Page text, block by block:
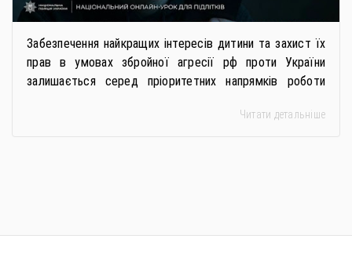
Забезпечення найкращих інтересів дитини та захист їх
прав в умовах збройної агресії рф проти України
залишається серед пріоритетних напрямків роботи
застосовується метод використання дітей у
Читати детальніше